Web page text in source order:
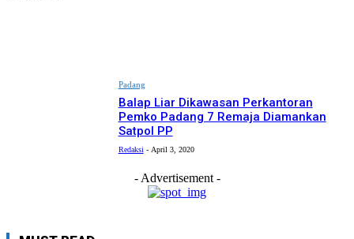
Padang
Balap Liar Dikawasan Perkantoran
Pemko Padang 7 Remaja Diamankan
Satpol PP
Redaksi - April 3, 2020
- Advertisement -